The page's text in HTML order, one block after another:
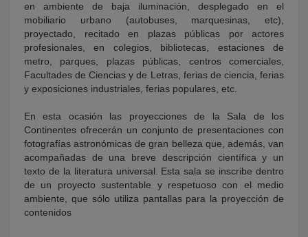
en ambiente de baja iluminación, desplegado en el
mobiliario urbano (autobuses, marquesinas, etc),
proyectado, recitado en plazas públicas por actores
profesionales, en colegios, bibliotecas, estaciones de
metro, parques, plazas públicas, centros comerciales,
Facultades de Ciencias y de Letras, ferias de ciencia, ferias
y exposiciones industriales, ferias populares, etc.
En esta ocasión las proyecciones de la Sala de los
Continentes ofrecerán un conjunto de presentaciones con
fotografías astronómicas de gran belleza que, además, van
acompañadas de una breve descripción científica y un
texto de la literatura universal. Esta sala se inscribe dentro
de un proyecto sustentable y respetuoso con el medio
ambiente, que sólo utiliza pantallas para la proyección de
contenidos